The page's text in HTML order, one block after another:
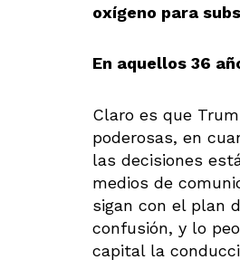
oxígeno para
En aquellos 36
Claro es que
poderosas, en
las decisiones
medios de
sigan con el plan
confusión, y lo
capital la